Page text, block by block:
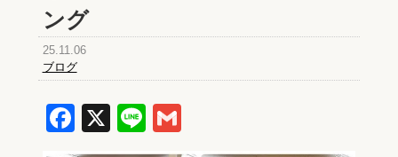
ング
25.11.06
ブログ
Facebook
X Line